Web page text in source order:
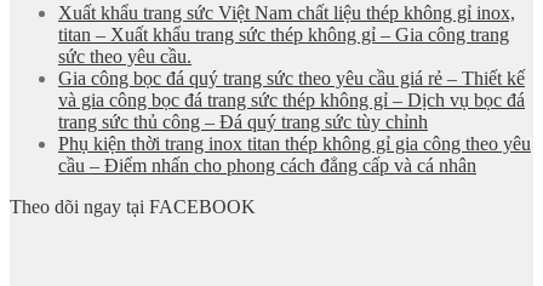
Xuất khẩu trang sức Việt Nam chất liệu thép không gỉ inox,
titan – Xuất khẩu trang sức thép không gỉ – Gia công trang
sức theo yêu cầu.
Gia công bọc đá quý trang sức theo yêu cầu giá rẻ – Thiết kế
và gia công bọc đá trang sức thép không gỉ – Dịch vụ bọc đá
trang sức thủ công – Đá quý trang sức tùy chỉnh
Phụ kiện thời trang inox titan thép không gỉ gia công theo yêu
cầu – Điểm nhấn cho phong cách đẳng cấp và cá nhân
Theo dõi ngay tại FACEBOOK